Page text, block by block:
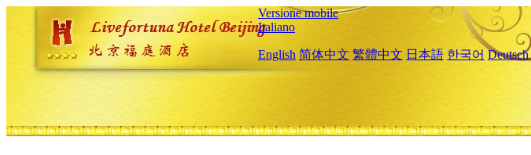
Versione mobile
Italiano
English 简体中文 繁體中文 日本語 한국어 Deutsch